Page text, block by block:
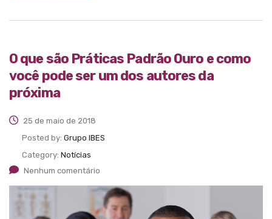
O que são Práticas Padrão Ouro e como
você pode ser um dos autores da
próxima
25 de maio de 2018
Posted by: Grupo IBES
Category: Notícias
Nenhum comentário